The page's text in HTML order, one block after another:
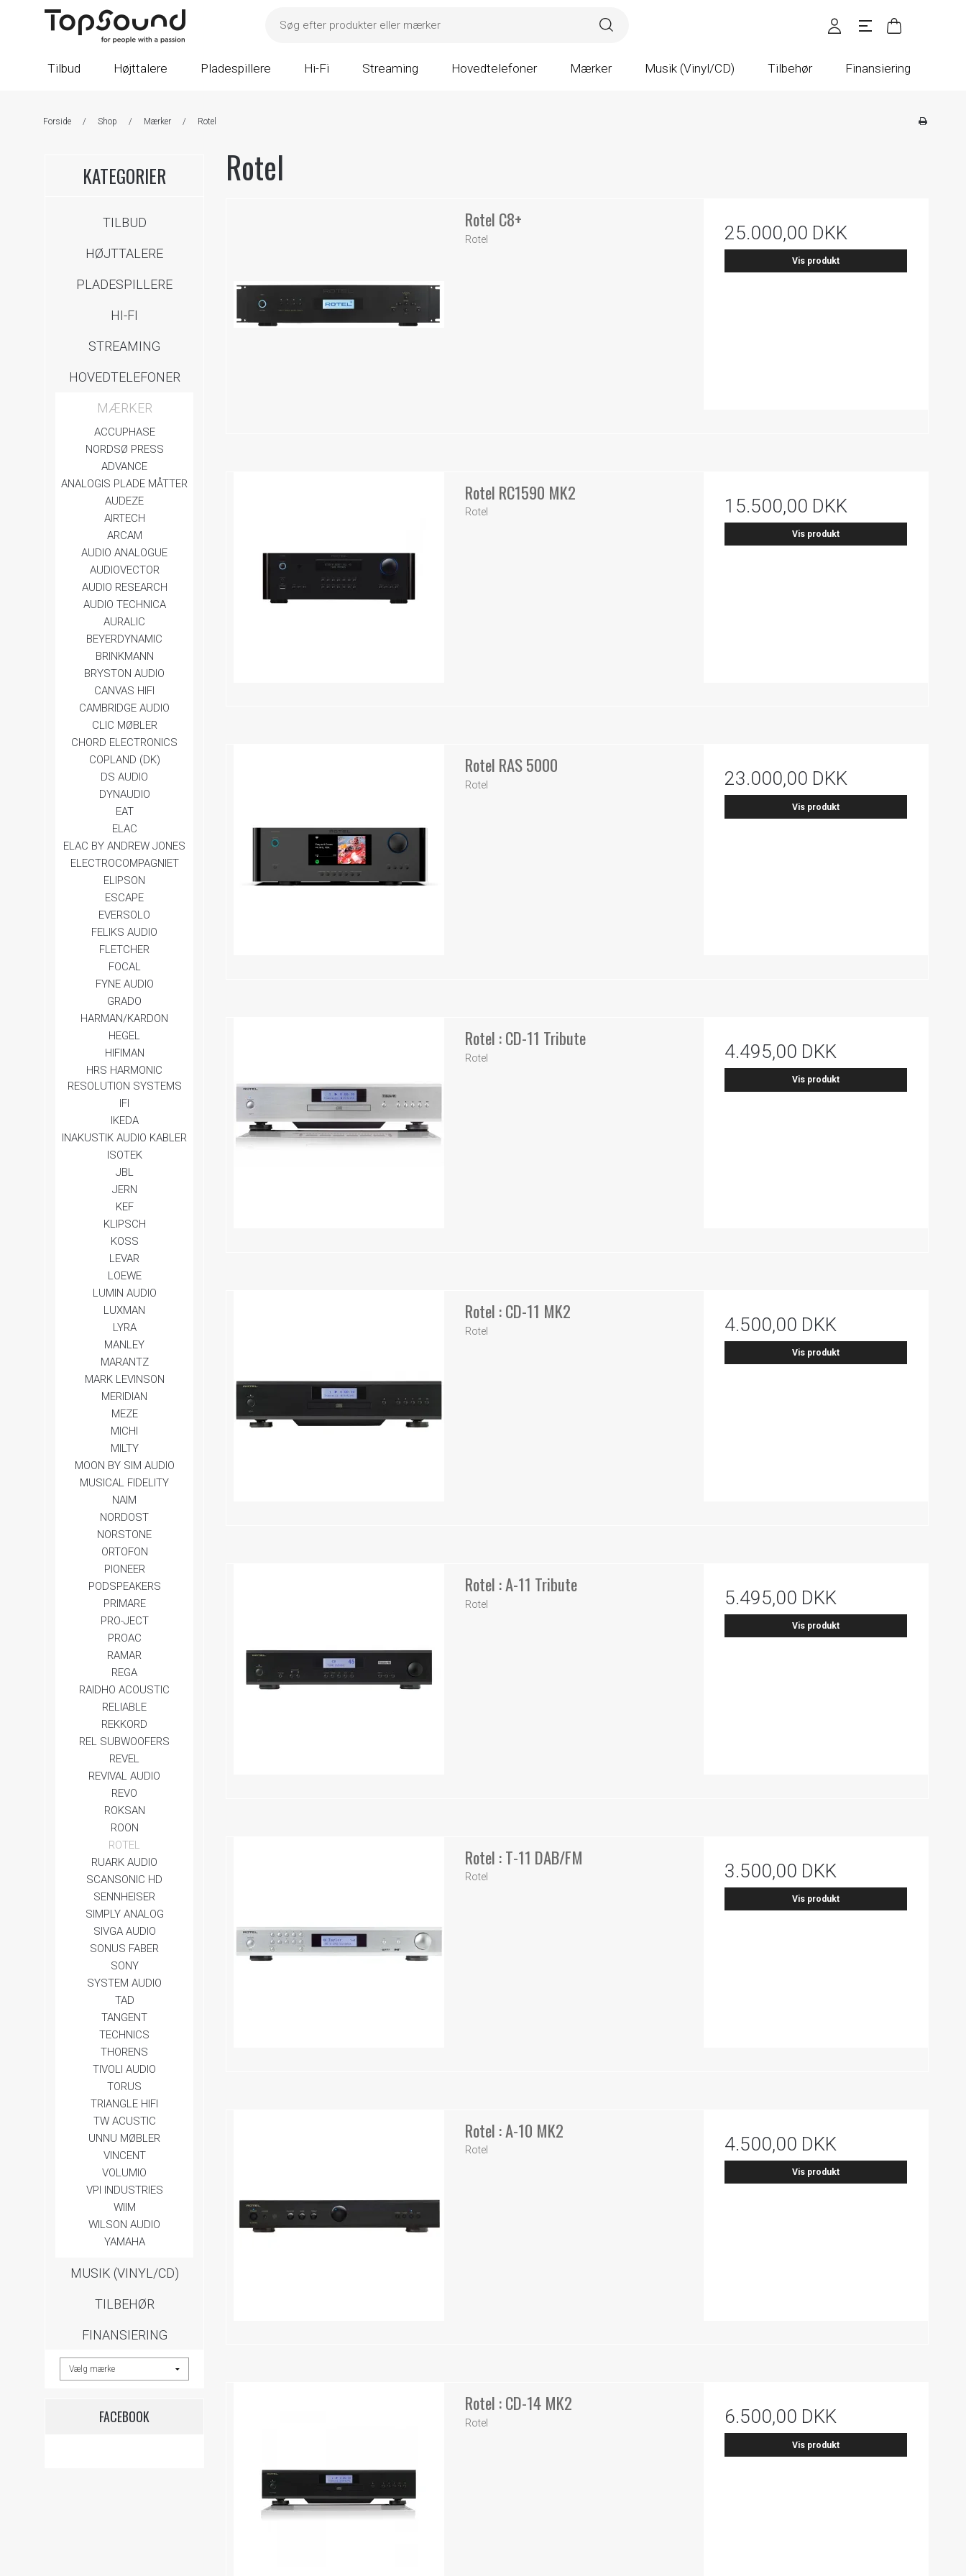
Tilbud Højttalere Pladespillere Hi-Fi Streaming Hovedtelefoner Mærker Musik (Vinyl/CD) Tilbehør Finansiering
Forside / Shop / Mærker / Rotel
KATEGORIER
TILBUD
HØJTTALERE
PLADESPILLERE
HI-FI
STREAMING
HOVEDTELEFONER
MÆRKER
ACCUPHASE
NORDSØ PRESS
ADVANCE
ANALOGIS PLADE MÅTTER
AUDEZE
AIRTECH
ARCAM
AUDIO ANALOGUE
AUDIOVECTOR
AUDIO RESEARCH
AUDIO TECHNICA
AURALIC
BEYERDYNAMIC
BRINKMANN
BRYSTON AUDIO
CANVAS HIFI
CAMBRIDGE AUDIO
CLIC MØBLER
CHORD ELECTRONICS
COPLAND (DK)
DS AUDIO
DYNAUDIO
EAT
ELAC
ELAC BY ANDREW JONES
ELECTROCOMPAGNIET
ELIPSON
ESCAPE
EVERSOLO
FELIKS AUDIO
FLETCHER
FOCAL
FYNE AUDIO
GRADO
HARMAN/KARDON
HEGEL
HIFIMAN
HRS HARMONIC
RESOLUTION SYSTEMS
IFI
IKEDA
INAKUSTIK AUDIO KABLER
ISOTEK
JBL
JERN
KEF
KLIPSCH
KOSS
LEVAR
LOEWE
LUMIN AUDIO
LUXMAN
LYRA
MANLEY
MARANTZ
MARK LEVINSON
MERIDIAN
MEZE
MICHI
MILTY
MOON BY SIM AUDIO
MUSICAL FIDELITY
NAIM
NORDOST
NORSTONE
ORTOFON
PIONEER
PODSPEAKERS
PRIMARE
PRO-JECT
PROAC
RAMAR
REGA
RAIDHO ACOUSTIC
RELIABLE
REKKORD
REL SUBWOOFERS
REVEL
REVIVAL AUDIO
REVO
ROKSAN
ROON
ROTEL
RUARK AUDIO
SCANSONIC HD
SENNHEISER
SIMPLY ANALOG
SIVGA AUDIO
SONUS FABER
SONY
SYSTEM AUDIO
TAD
TANGENT
TECHNICS
THORENS
TIVOLI AUDIO
TORUS
TRIANGLE HIFI
TW ACUSTIC
UNNU MØBLER
VINCENT
VOLUMIO
VPI INDUSTRIES
WIIM
WILSON AUDIO
YAMAHA
MUSIK (VINYL/CD)
TILBEHØR
FINANSIERING
FACEBOOK
Rotel
Rotel C8+
Rotel 25.000,00 DKK
Vis produkt
Rotel RC1590 MK2
Rotel 15.500,00 DKK
Vis produkt
Rotel RAS 5000
Rotel 23.000,00 DKK
Vis produkt
Rotel : CD-11 Tribute
Rotel 4.495,00 DKK
Vis produkt
Rotel : CD-11 MK2
Rotel 4.500,00 DKK
Vis produkt
Rotel : A-11 Tribute
Rotel 5.495,00 DKK
Vis produkt
Rotel : T-11 DAB/FM
Rotel 3.500,00 DKK
Vis produkt
Rotel : A-10 MK2
Rotel 4.500,00 DKK
Vis produkt
Rotel : CD-14 MK2
Rotel 6.500,00 DKK
Vis produkt